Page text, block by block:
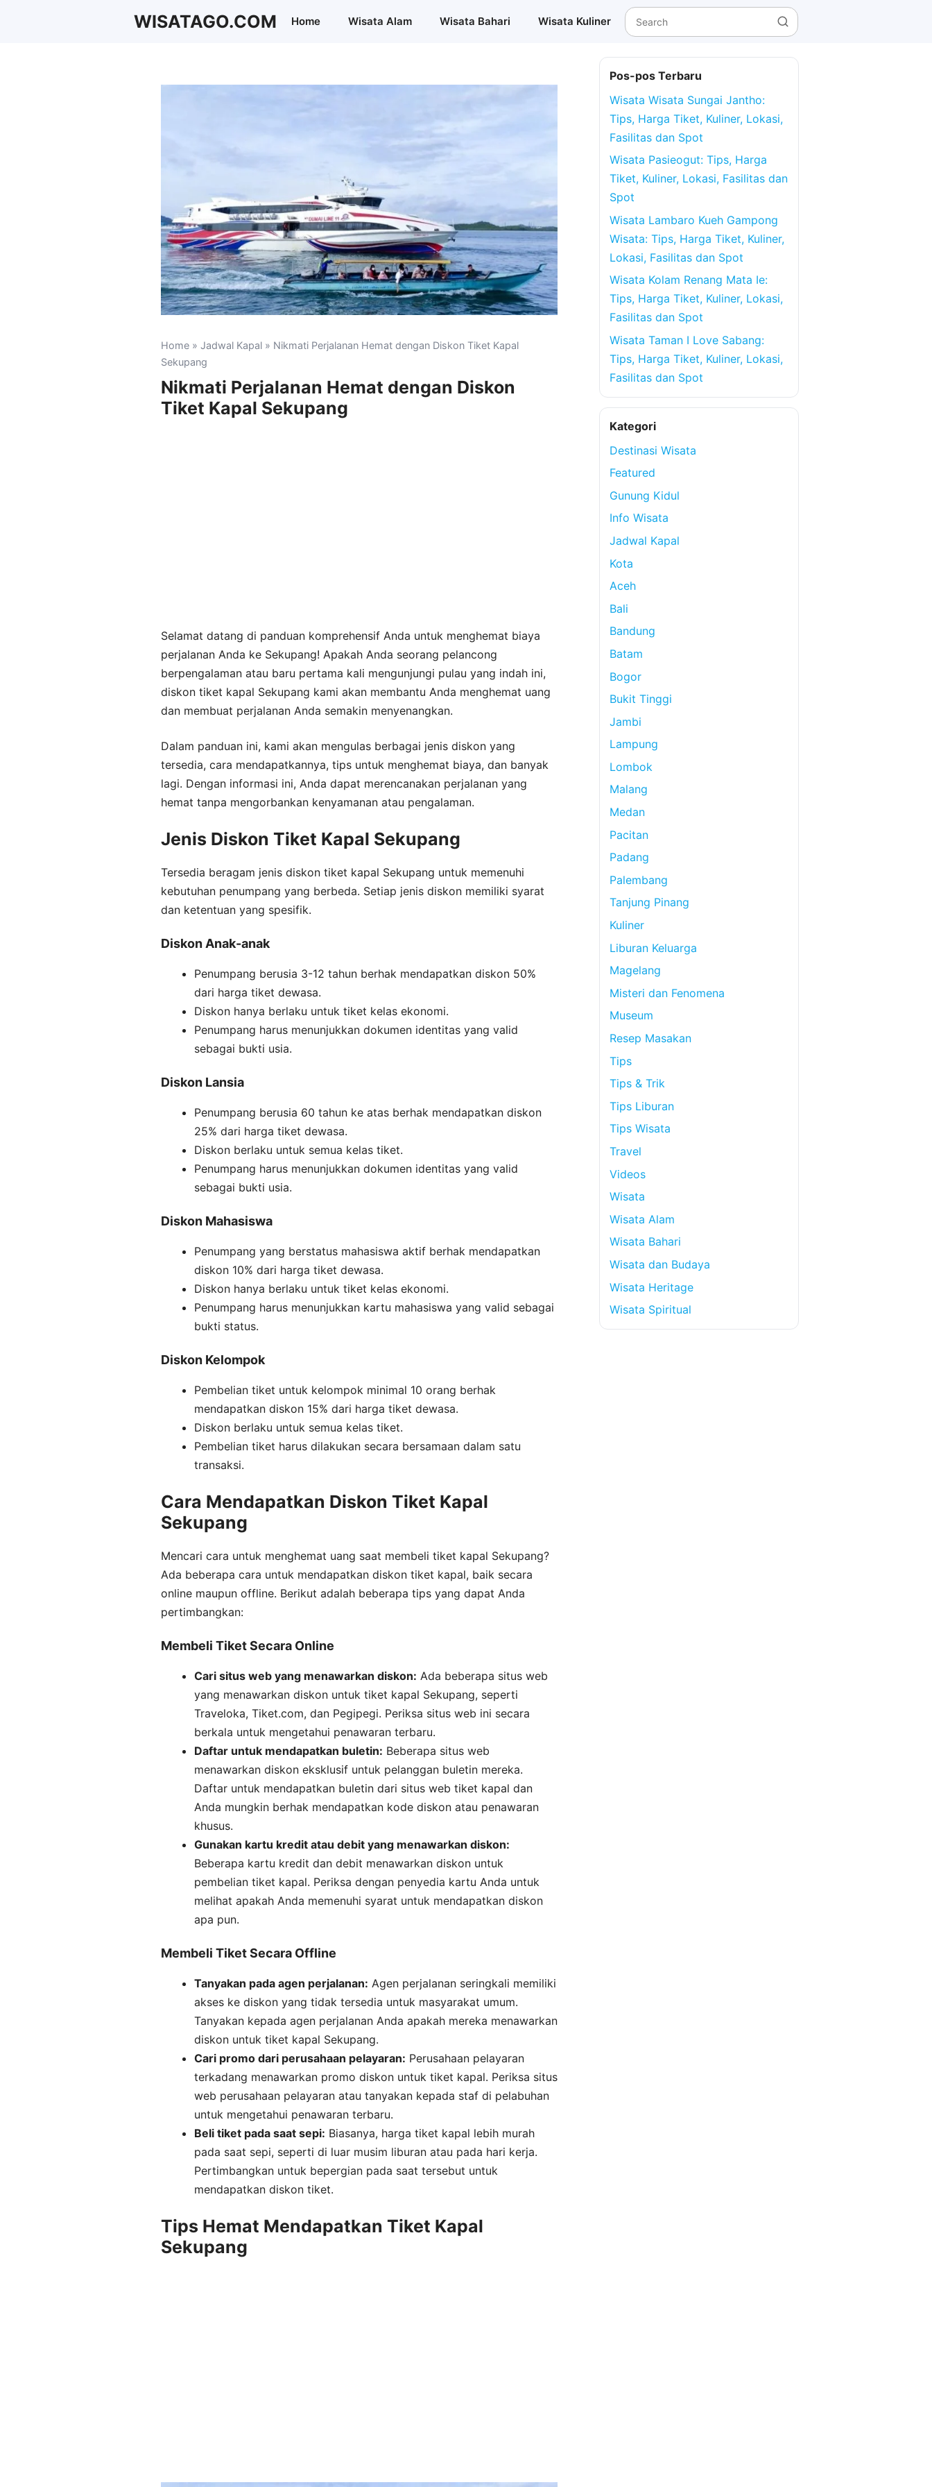
WISATAGO.COM Home Wisata Alam Wisata Bahari Wisata Kuliner
Home » Jadwal Kapal » Nikmati Perjalanan Hemat dengan Diskon Tiket Kapal
Sekupang
Nikmati Perjalanan Hemat dengan Diskon
Tiket Kapal Sekupang
Selamat datang di panduan komprehensif Anda untuk menghemat biaya
perjalanan Anda ke Sekupang! Apakah Anda seorang pelancong
berpengalaman atau baru pertama kali mengunjungi pulau yang indah ini,
diskon tiket kapal Sekupang kami akan membantu Anda menghemat uang
dan membuat perjalanan Anda semakin menyenangkan.
Dalam panduan ini, kami akan mengulas berbagai jenis diskon yang
tersedia, cara mendapatkannya, tips untuk menghemat biaya, dan banyak
lagi. Dengan informasi ini, Anda dapat merencanakan perjalanan yang
hemat tanpa mengorbankan kenyamanan atau pengalaman.
Jenis Diskon Tiket Kapal Sekupang
Tersedia beragam jenis diskon tiket kapal Sekupang untuk memenuhi
kebutuhan penumpang yang berbeda. Setiap jenis diskon memiliki syarat
dan ketentuan yang spesifik.
Diskon Anak-anak
Penumpang berusia 3-12 tahun berhak mendapatkan diskon 50%
dari harga tiket dewasa.
Diskon hanya berlaku untuk tiket kelas ekonomi.
Penumpang harus menunjukkan dokumen identitas yang valid
sebagai bukti usia.
Diskon Lansia
Penumpang berusia 60 tahun ke atas berhak mendapatkan diskon
25% dari harga tiket dewasa.
Diskon berlaku untuk semua kelas tiket.
Penumpang harus menunjukkan dokumen identitas yang valid
sebagai bukti usia.
Diskon Mahasiswa
Penumpang yang berstatus mahasiswa aktif berhak mendapatkan
diskon 10% dari harga tiket dewasa.
Diskon hanya berlaku untuk tiket kelas ekonomi.
Penumpang harus menunjukkan kartu mahasiswa yang valid sebagai
bukti status.
Diskon Kelompok
Pembelian tiket untuk kelompok minimal 10 orang berhak
mendapatkan diskon 15% dari harga tiket dewasa.
Diskon berlaku untuk semua kelas tiket.
Pembelian tiket harus dilakukan secara bersamaan dalam satu
transaksi.
Cara Mendapatkan Diskon Tiket Kapal
Sekupang
Mencari cara untuk menghemat uang saat membeli tiket kapal Sekupang?
Ada beberapa cara untuk mendapatkan diskon tiket kapal, baik secara
online maupun offline. Berikut adalah beberapa tips yang dapat Anda
pertimbangkan:
Membeli Tiket Secara Online
Cari situs web yang menawarkan diskon: Ada beberapa situs web
yang menawarkan diskon untuk tiket kapal Sekupang, seperti
Traveloka, Tiket.com, dan Pegipegi. Periksa situs web ini secara
berkala untuk mengetahui penawaran terbaru.
Daftar untuk mendapatkan buletin: Beberapa situs web
menawarkan diskon eksklusif untuk pelanggan buletin mereka.
Daftar untuk mendapatkan buletin dari situs web tiket kapal dan
Anda mungkin berhak mendapatkan kode diskon atau penawaran
khusus.
Gunakan kartu kredit atau debit yang menawarkan diskon:
Beberapa kartu kredit dan debit menawarkan diskon untuk
pembelian tiket kapal. Periksa dengan penyedia kartu Anda untuk
melihat apakah Anda memenuhi syarat untuk mendapatkan diskon
apa pun.
Membeli Tiket Secara Offline
Tanyakan pada agen perjalanan: Agen perjalanan seringkali memiliki
akses ke diskon yang tidak tersedia untuk masyarakat umum.
Tanyakan kepada agen perjalanan Anda apakah mereka menawarkan
diskon untuk tiket kapal Sekupang.
Cari promo dari perusahaan pelayaran: Perusahaan pelayaran
terkadang menawarkan promo diskon untuk tiket kapal. Periksa situs
web perusahaan pelayaran atau tanyakan kepada staf di pelabuhan
untuk mengetahui penawaran terbaru.
Beli tiket pada saat sepi: Biasanya, harga tiket kapal lebih murah
pada saat sepi, seperti di luar musim liburan atau pada hari kerja.
Pertimbangkan untuk bepergian pada saat tersebut untuk
mendapatkan diskon tiket.
Tips Hemat Mendapatkan Tiket Kapal
Sekupang
Pos-pos Terbaru
Wisata Wisata Sungai Jantho:
Tips, Harga Tiket, Kuliner, Lokasi,
Fasilitas dan Spot
Wisata Pasieogut: Tips, Harga
Tiket, Kuliner, Lokasi, Fasilitas dan
Spot
Wisata Lambaro Kueh Gampong
Wisata: Tips, Harga Tiket, Kuliner,
Lokasi, Fasilitas dan Spot
Wisata Kolam Renang Mata Ie:
Tips, Harga Tiket, Kuliner, Lokasi,
Fasilitas dan Spot
Wisata Taman I Love Sabang:
Tips, Harga Tiket, Kuliner, Lokasi,
Fasilitas dan Spot
Kategori
Destinasi Wisata
Featured
Gunung Kidul
Info Wisata
Jadwal Kapal
Kota
Aceh
Bali
Bandung
Batam
Bogor
Bukit Tinggi
Jambi
Lampung
Lombok
Malang
Medan
Pacitan
Padang
Palembang
Tanjung Pinang
Kuliner
Liburan Keluarga
Magelang
Misteri dan Fenomena
Museum
Resep Masakan
Tips
Tips & Trik
Tips Liburan
Tips Wisata
Travel
Videos
Wisata
Wisata Alam
Wisata Bahari
Wisata dan Budaya
Wisata Heritage
Wisata Spiritual